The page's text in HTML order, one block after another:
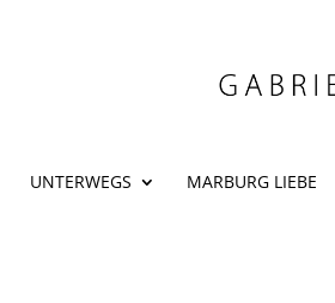
UNTERWEGS MARBURG LIEBE